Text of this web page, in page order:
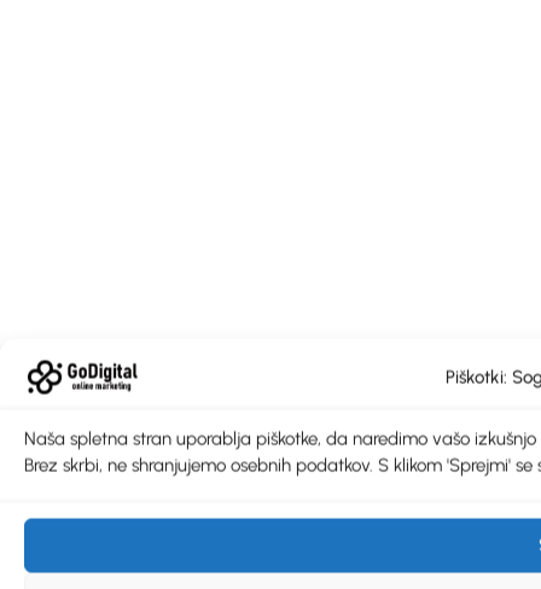
Piškotki:
Naša spletna stran uporablja piškotke, da naredimo vašo
Brez skrbi, ne shranjujemo osebnih podatkov. S klikom 'Sprejmi'